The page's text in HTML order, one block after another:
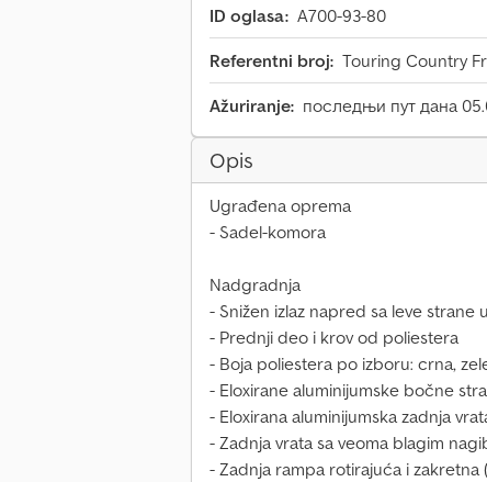
ID oglasa: A700-93-80
Referentni broj: Touring Country
Ažuriranje: последњи пут дана
Opis
Ugrađena oprema
- Sadel-komora
Nadgradnja
- Snižen izlaz napred sa leve strane
- Prednji deo i krov od poliestera
- Boja poliestera po izboru: crna,
- Eloxirane aluminijumske bočne
- Eloxirana aluminijumska zadnja
- Zadnja vrata sa veoma blagim
- Zadnja rampa rotirajuća i